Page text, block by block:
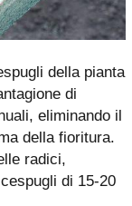
della pianta
di
eliminando il
della fioritura.
radici,
di 15-20